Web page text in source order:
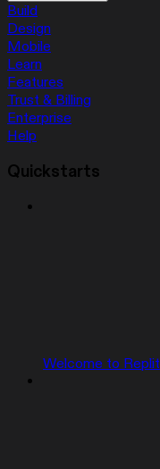
Build
Design
Mobile
Learn
Features
Trust & Billing
Enterprise
Help
Quickstarts
Welcome to Replit